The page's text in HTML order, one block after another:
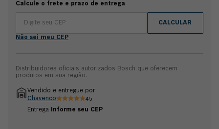
Calcule o frete e prazo de entrega
CALCULAR
Não sei meu CEP
Distribuidores oficiais autorizados Bosch que oferecem
produtos em sua região.
Vendido e entregue por
Chavenco
45
Entrega Informe seu CEP